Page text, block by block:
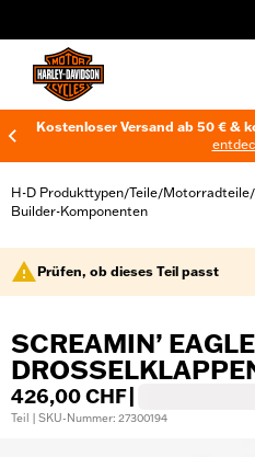
Kostenloser Versand ab 50 € &
H-D Produkttypen/Teile/Motorradteile/
Builder-Komponenten
Prüfen, ob dieses Teil passt
SCREAMIN’
426,00 CHF
Teil | SKU-Nummer: 27300194